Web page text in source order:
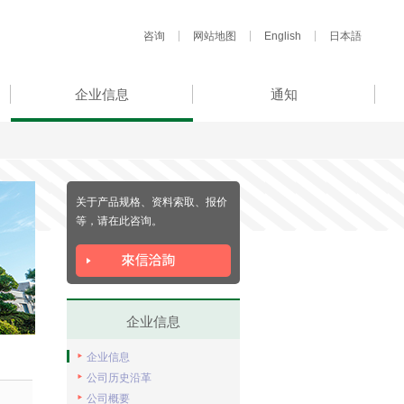
咨询 网站地图 English 日本語
企业信息 通知
关于产品规格、资料索取、报价
等，请在此咨询。
企业信息
企业信息
公司历史沿革
公司概要